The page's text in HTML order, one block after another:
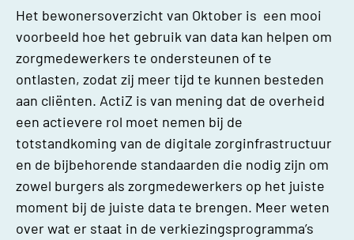
Het bewonersoverzicht van Oktober is een mooi
voorbeeld hoe het gebruik van data kan helpen om
zorgmedewerkers te ondersteunen of te
ontlasten, zodat zij meer tijd te kunnen besteden
aan cliënten. ActiZ is van mening dat de overheid
een actievere rol moet nemen bij de
totstandkoming van de digitale zorginfrastructuur
en de bijbehorende standaarden die nodig zijn om
zowel burgers als zorgmedewerkers op het juiste
moment bij de juiste data te brengen. Meer weten
over wat er staat in de verkiezingsprogramma’s